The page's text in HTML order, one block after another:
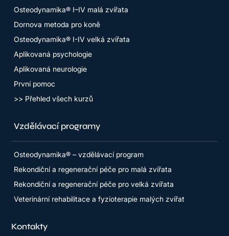
Osteodynamika® I–IV malá zvířata
Dornova metoda pro koně
Osteodynamika® I-IV velká zvířata
Aplikovaná psychologie
Aplikovaná neurologie
První pomoc
>> Přehled všech kurzů
Vzdělávací programy
Osteodynamika® – vzdělávací program
Rekondiční a regenerační péče pro malá zvířata
Rekondiční a regenerační péče pro velká zvířata
Veterinární rehabilitace a fyzioterapie malých zvířat
Kontakty